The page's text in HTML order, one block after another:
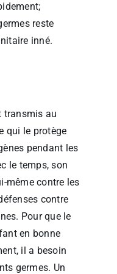
reste
inné.
transmis au
qui le protège
pendant les
le temps, son
même contre les
contre
Pour que le
en bonne
il a besoin
germes. Un